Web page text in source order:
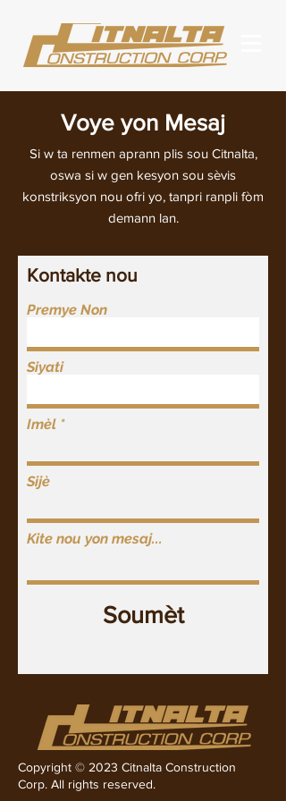
Voye yon Mesaj
Si w ta renmen aprann plis sou Citnalta,
oswa si w gen kesyon sou sèvis
konstriksyon nou ofri yo, tanpri ranpli fòm
demann lan.
Kontakte nou
Premye Non
Siyati
Imèl
Sijè
Kite nou yon mesaj...
Soumèt
Copyright © 2023 Citnalta Construction
Corp. All rights reserved.